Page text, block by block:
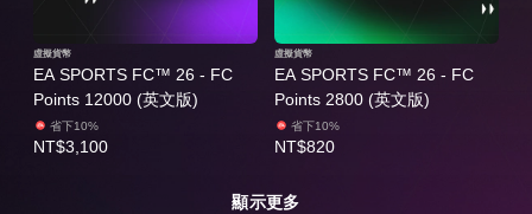
EA SPORTS FC™ 26 - FC
Points 12000 (英文版)
虛擬貨幣
省下10%
NT$3,100
EA SPORTS FC™ 26 - FC
Points 2800 (英文版)
虛擬貨幣
省下10%
NT$820
顯示更多